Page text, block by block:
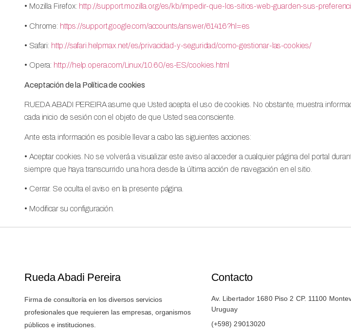
• Mozilla Firefox: http://support.mozilla.org/es/kb/impedir-que-los-sitios-web-guarden-sus-
• Chrome: https://support.google.com/accounts/answer/61416?hl=es
• Safari: http://safari.helpmax.net/es/privacidad-y-seguridad/como-gestionar-las-cookies/
• Opera: http://help.opera.com/Linux/10.60/es-ES/cookies.html
Aceptación de la Política de cookies
RUEDA ABADI PEREIRA asume que Usted acepta el uso de cookies. No obstante, muestra
cada inicio de sesión con el objeto de que Usted sea consciente.
Ante esta información es posible llevar a cabo las siguientes acciones:
• Aceptar cookies. No se volverá a visualizar este aviso al acceder a cualquier página del portal
siempre que haya transcurrido una hora desde la última acción de navegación en el sitio.
• Cerrar. Se oculta el aviso en la presente página.
• Modificar su configuración.
Rueda Abadi Pereira
Firma de consultoría en los diversos servicios
profesionales que requieren las empresas, organismos
públicos e instituciones.
Contacto
Av. Libertador 1680 Piso 2 CP. 11100
Uruguay
(+598) 29013020